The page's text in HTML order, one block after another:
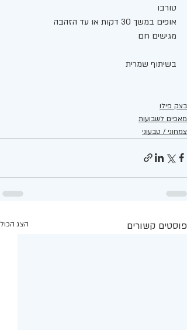
טורבו
אופים במשך 30 דקות או עד הזהבה
מגישים חם
בשיתוף שמרית
בצק פילו
מאפים לשבועות
צמחוני / טבעוני
פוסטים קשורים הצג הכול